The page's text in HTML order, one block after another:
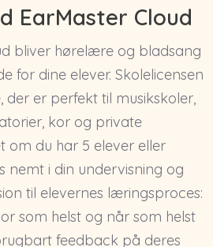
EarMaster Cloud
bliver hørelære og bladsang
for dine elever. Skolelicensen
er perfekt til musikskoler,
kor og private
om du har 5 elever eller
nemt i din undervisning og
til elevernes læringsproces:
som helst og når som helst
feedback på deres